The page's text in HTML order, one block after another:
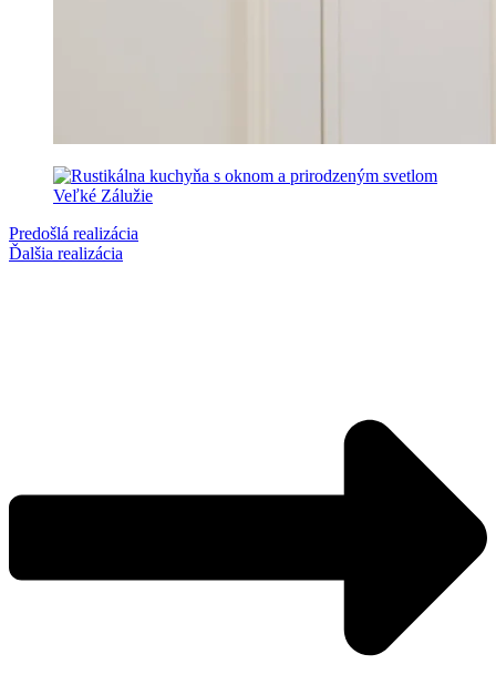
Predošlá realizácia
Ďalšia realizácia